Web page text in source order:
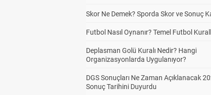
Skor Ne Demek? Sporda Skor ve Sonuç
Futbol Nasıl Oynanır? Temel Futbol
Deplasman Golü Kuralı Nedir? Hangi
Organizasyonlarda Uygulanıyor?
DGS Sonuçları Ne Zaman Açıklanacak
Sonuç Tarihini Duyurdu